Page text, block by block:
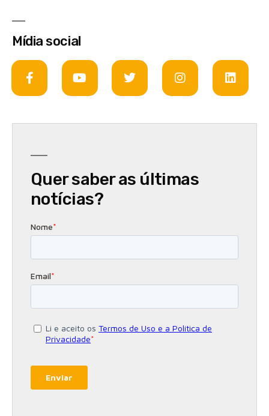
Mídia social
Quer saber as últimas
notícias?